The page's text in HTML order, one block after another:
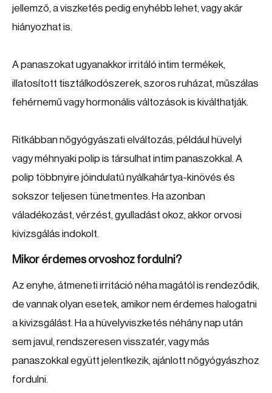
jellemző, a viszketés pedig enyhébb lehet, vagy akár
hiányozhat is.
A panaszokat ugyanakkor irritáló intim termékek,
illatosított tisztálkodószerek, szoros ruházat, műszálas
fehérnemű vagy hormonális változások is kiválthatják.
Ritkábban nőgyógyászati elváltozás, például hüvelyi
vagy méhnyaki polip is társulhat intim panaszokkal. A
polip többnyire jóindulatú nyálkahártya-kinövés és
sokszor teljesen tünetmentes. Ha azonban
váladékozást, vérzést, gyulladást okoz, akkor orvosi
kivizsgálás indokolt.
Mikor érdemes orvoshoz fordulni?
Az enyhe, átmeneti irritáció néha magától is rendeződik,
de vannak olyan esetek, amikor nem érdemes halogatni
a kivizsgálást. Ha a hüvelyviszketés néhány nap után
sem javul, rendszeresen visszatér, vagy más
panaszokkal együtt jelentkezik, ajánlott nőgyógyászhoz
fordulni.